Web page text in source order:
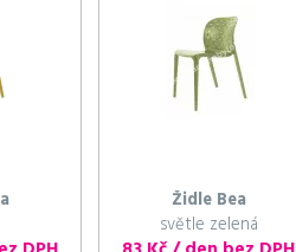
Židle Bea
světle zelená